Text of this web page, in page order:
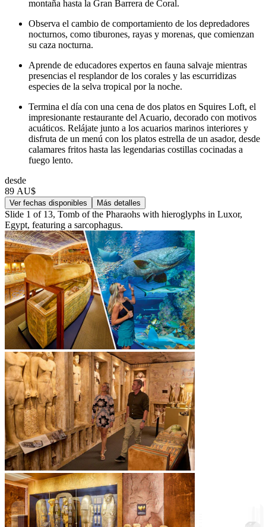
montaña hasta la Gran Barrera de Coral.
Observa el cambio de comportamiento de los depredadores
nocturnos, como tiburones, rayas y morenas, que comienzan
su caza nocturna.
Aprende de educadores expertos en fauna salvaje mientras
presencias el resplandor de los corales y las escurridizas
especies de la selva tropical por la noche.
Termina el día con una cena de dos platos en Squires Loft, el
impresionante restaurante del Acuario, decorado con motivos
acuáticos. Relájate junto a los acuarios marinos interiores y
disfruta de un menú con los platos estrella de un asador, desde
calamares fritos hasta las legendarias costillas cocinadas a
fuego lento.
desde
89 AU$
Ver fechas disponibles Más detalles
Slide 1 of 13, Tomb of the Pharaohs with hieroglyphs in Luxor,
Egypt, featuring a sarcophagus.